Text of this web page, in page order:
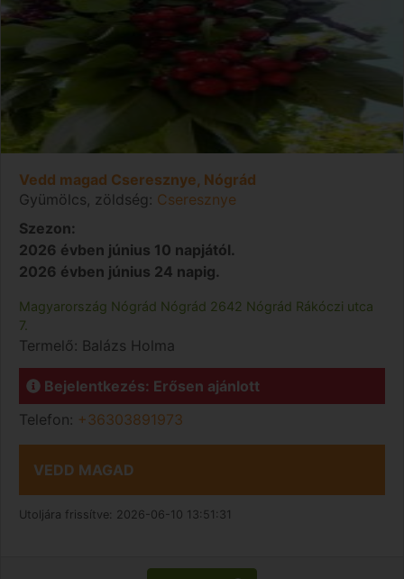
Vedd magad Cseresznye, Nógrád
Gyümölcs, zöldség: Cseresznye
Szezon:
2026 évben június 10 napjától.
2026 évben június 24 napig.
Magyarország Nógrád Nógrád 2642 Nógrád Rákóczi utca
7.
Termelő: Balázs Holma
Bejelentkezés: Erősen ajánlott
Telefon: +36303891973
VEDD MAGAD
Utoljára frissítve: 2026-06-10 13:51:31